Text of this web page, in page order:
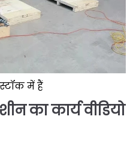
में हैं
का कार्य वीडियो